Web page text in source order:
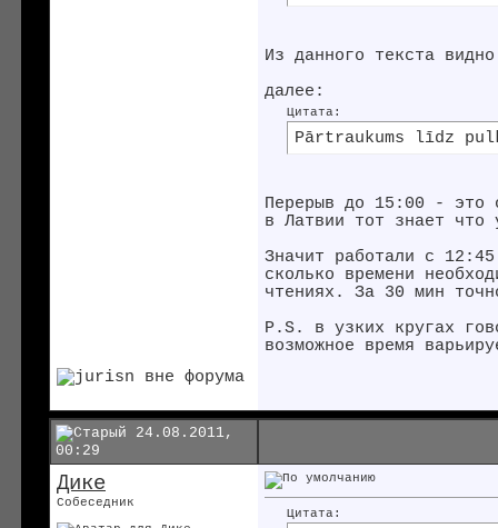
Из данного текста
далее:
Цитата:
Pārtraukums līdz
Перерыв до 15:00 - это
в Латвии тот знает
Значит работали с
сколько времени
чтениях. За 30 мин
P.S. в узких кругах
возможное время
24.08.2011,
00:29
Дике
Собеседник
Цитата: